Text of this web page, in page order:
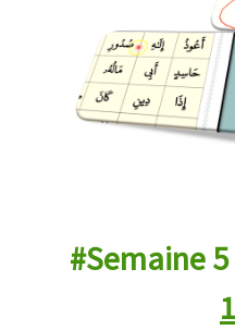
#Semaine 5